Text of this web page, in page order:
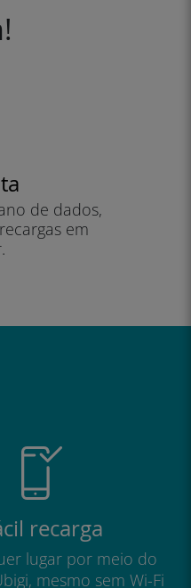
de dados,
em
recarga
lugar por meio do
mesmo sem Wi-Fi